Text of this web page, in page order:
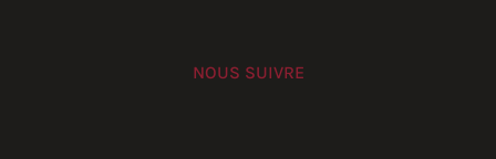
NOUS SUIVRE